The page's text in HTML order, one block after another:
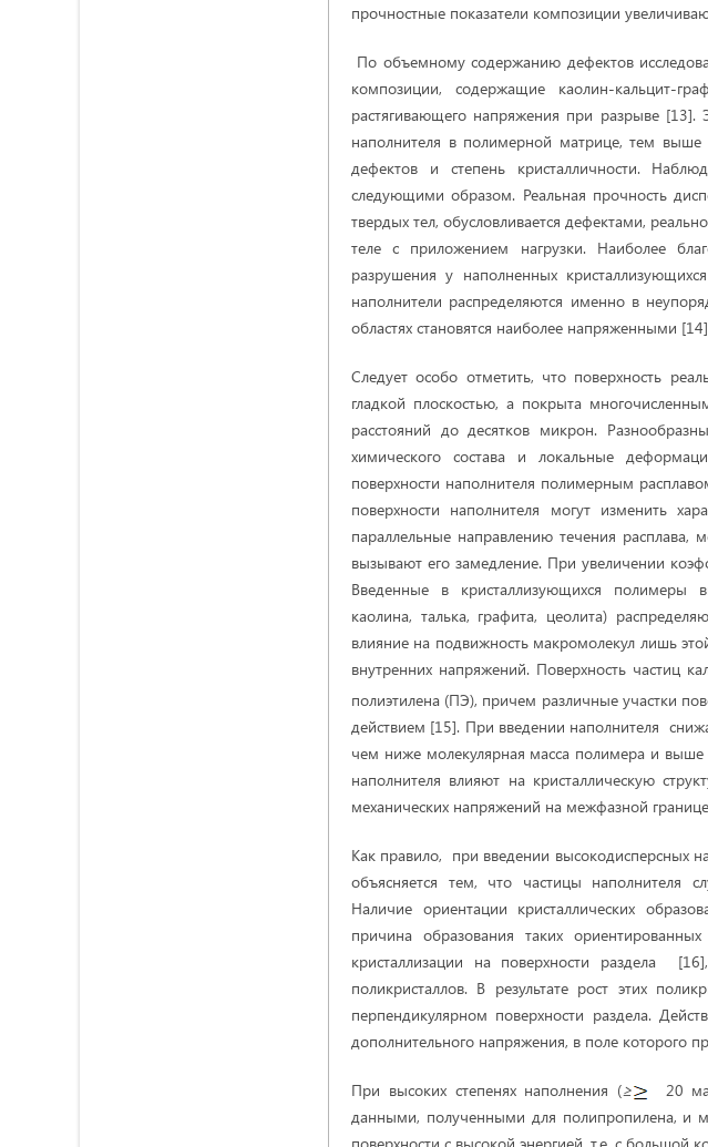
прочностные показатели композиции
По объемному содержанию дефектов
композиции, содержащие каолин-кальцит-
растягивающего напряжения при разрыве
наполнителя в полимерной матрице, тем
дефектов и степень кристалличности.
следующими образом. Реальная прочность
твердых тел, обусловливается дефектами,
теле с приложением нагрузки. Наиболее
разрушения у наполненных
наполнители распределяются именно в
областях становятся наиболее напряженными
Следует особо отметить, что поверхность
гладкой плоскостью, а покрыта
расстояний до десятков микрон.
химического состава и локальные
поверхности наполнителя полимерным
поверхности наполнителя могут изменить
параллельные направлению течения расплава,
вызывают его замедление. При увеличении
Введенные в кристаллизующихся полимеры
каолина, талька, графита, цеолита)
влияние на подвижность макромолекул лишь
внутренних напряжений. Поверхность частиц
полиэтилена (ПЭ), причем различные участки
действием [15]. При введении наполнителя
чем ниже молекулярная масса полимера и выше
наполнителя влияют на кристаллическую
механических напряжений на межфазной
Как правило, при введении высокодисперсных
объясняется тем, что частицы наполнителя
Наличие ориентации кристаллических
причина образования таких
кристаллизации на поверхности раздела
поликристаллов. В результате рост этих
перпендикулярном поверхности раздела.
дополнительного напряжения, в поле которого
При высоких степенях наполнения (≥
20
данными, полученными для полипропилена, и